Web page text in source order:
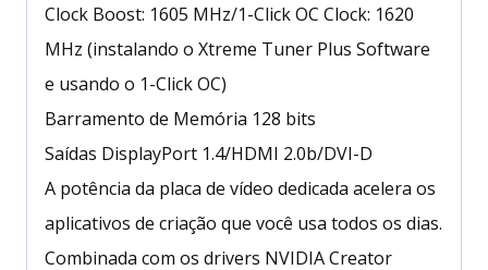
Clock Boost: 1605 MHz/1-Click OC Clock: 1620
MHz (instalando o Xtreme Tuner Plus Software
e usando o 1-Click OC)
Barramento de Memória 128 bits
Saídas DisplayPort 1.4/HDMI 2.0b/DVI-D
A potência da placa de vídeo dedicada acelera os
aplicativos de criação que você usa todos os dias.
Combinada com os drivers NVIDIA Creator